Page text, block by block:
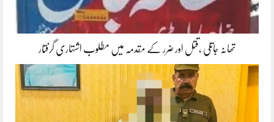
تھانہ جاتلی ،قتل اور ضرر کے مقدمہ میں مطلوب اشتہاری گرفتار